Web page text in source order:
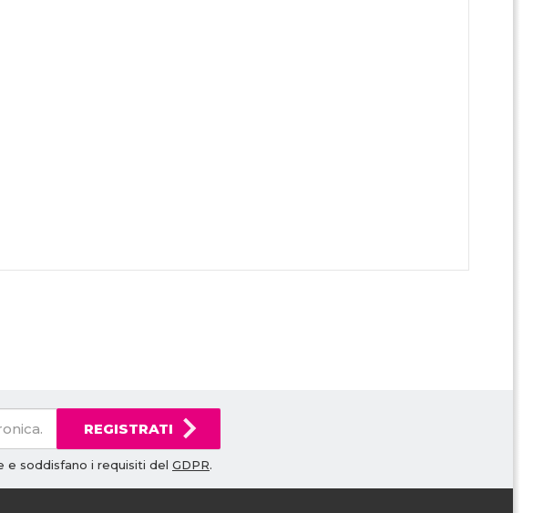
REGISTRATI
e soddisfano i requisiti del GDPR.